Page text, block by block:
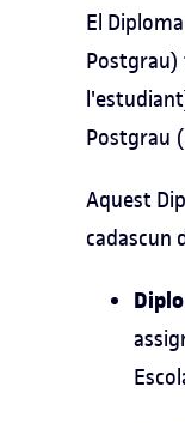
El
Postgrau)
Postgrau
Aquest
cadascun